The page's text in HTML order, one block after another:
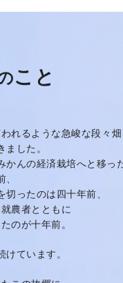
こと
れるような急峻な段々
ました。
かんの経済栽培へと移っ
ったのは四十年前、
農者とともに
のが十年前。
けています。